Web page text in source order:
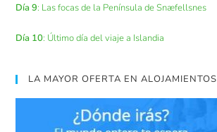
Día 9: Las focas de la Península de Snæfellsnes
Día 10: Último día del viaje a Islandia
LA MAYOR OFERTA EN ALOJAMIENTOS